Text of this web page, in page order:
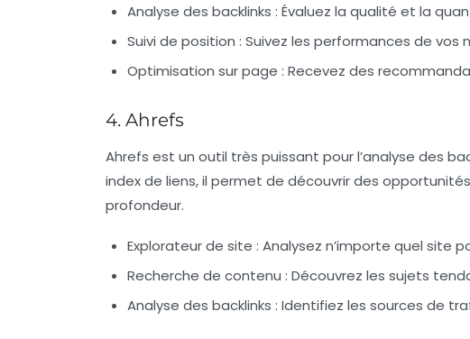
Analyse des backlinks : Évaluez la qualité et la
Suivi de position : Suivez les performances de vos
Optimisation sur page : Recevez des
4. Ahrefs
Ahrefs est un outil très puissant pour l’analyse des
index de liens, il permet de découvrir des
profondeur.
Explorateur de site : Analysez n’importe quel site
Recherche de contenu : Découvrez les sujets
Analyse des backlinks : Identifiez les sources de